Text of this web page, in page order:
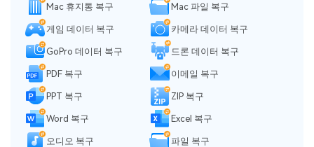
Mac 휴지통 복구 Mac 파일 복구
게임 데이터 복구 카메라 데이터 복구
GoPro 데이터 복구 드론 데이터 복구
PDF 복구 이메일 복구
PPT 복구 ZIP 복구
Word 복구 Excel 복구
오디오 복구 파일 복구